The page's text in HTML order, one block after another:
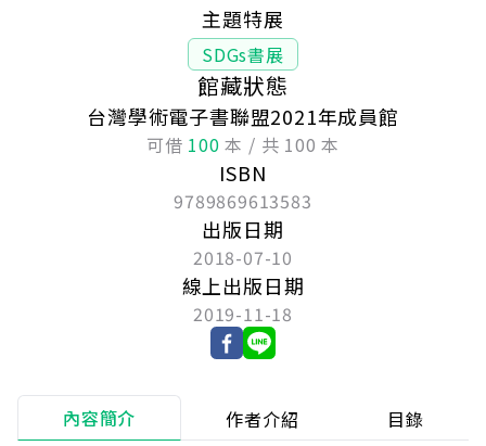
主題特展
SDGs書展
館藏狀態
台灣學術電子書聯盟2021年成員館
可借 100 本 / 共 100 本
ISBN
9789869613583
出版日期
2018-07-10
線上出版日期
2019-11-18
內容簡介 作者介紹 目錄